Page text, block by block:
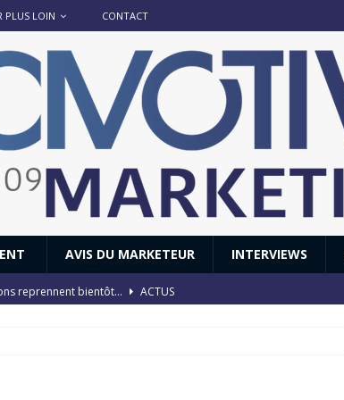
PLUS LOIN CONTACT
AVIS DU MARKETEUR INTERVIEWS
reprennent bientôt…
ACTUS